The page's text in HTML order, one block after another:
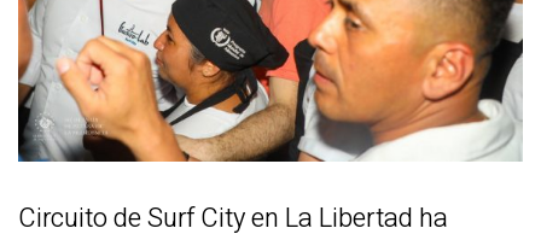
Circuito de Surf City en La Libertad ha